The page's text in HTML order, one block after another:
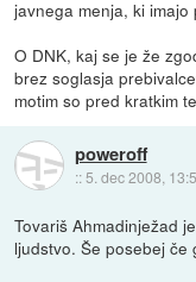
javnega menja, ki imajo
O DNK, kaj se je že
brez soglasja
motim so pred kratkim
poweroff
:: 5. dec 2008,
Tovariš Ahmadinježad
ljudstvo. Še posebej